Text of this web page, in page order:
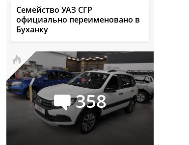
Семейство УАЗ СГР
официально переименовано в
Буханку
358